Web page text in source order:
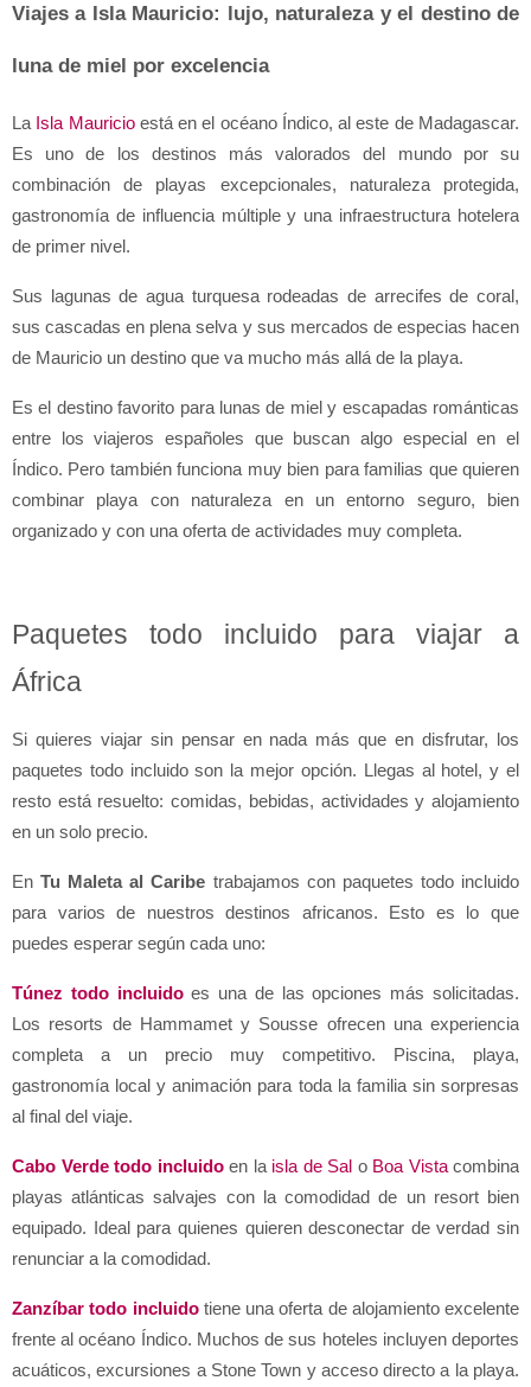
Viajes a Isla Mauricio: lujo, naturaleza y el destino de
luna de miel por excelencia
La Isla Mauricio está en el océano Índico, al este de Madagascar.
Es uno de los destinos más valorados del mundo por su
combinación de playas excepcionales, naturaleza protegida,
gastronomía de influencia múltiple y una infraestructura hotelera
de primer nivel.
Sus lagunas de agua turquesa rodeadas de arrecifes de coral,
sus cascadas en plena selva y sus mercados de especias hacen
de Mauricio un destino que va mucho más allá de la playa.
Es el destino favorito para lunas de miel y escapadas románticas
entre los viajeros españoles que buscan algo especial en el
Índico. Pero también funciona muy bien para familias que quieren
combinar playa con naturaleza en un entorno seguro, bien
organizado y con una oferta de actividades muy completa.
Paquetes todo incluido para viajar a
África
Si quieres viajar sin pensar en nada más que en disfrutar, los
paquetes todo incluido son la mejor opción. Llegas al hotel, y el
resto está resuelto: comidas, bebidas, actividades y alojamiento
en un solo precio.
En Tu Maleta al Caribe trabajamos con paquetes todo incluido
para varios de nuestros destinos africanos. Esto es lo que
puedes esperar según cada uno:
Túnez todo incluido es una de las opciones más solicitadas.
Los resorts de Hammamet y Sousse ofrecen una experiencia
completa a un precio muy competitivo. Piscina, playa,
gastronomía local y animación para toda la familia sin sorpresas
al final del viaje.
Cabo Verde todo incluido en la isla de Sal o Boa Vista combina
playas atlánticas salvajes con la comodidad de un resort bien
equipado. Ideal para quienes quieren desconectar de verdad sin
renunciar a la comodidad.
Zanzíbar todo incluido tiene una oferta de alojamiento excelente
frente al océano Índico. Muchos de sus hoteles incluyen deportes
acuáticos, excursiones a Stone Town y acceso directo a la playa.